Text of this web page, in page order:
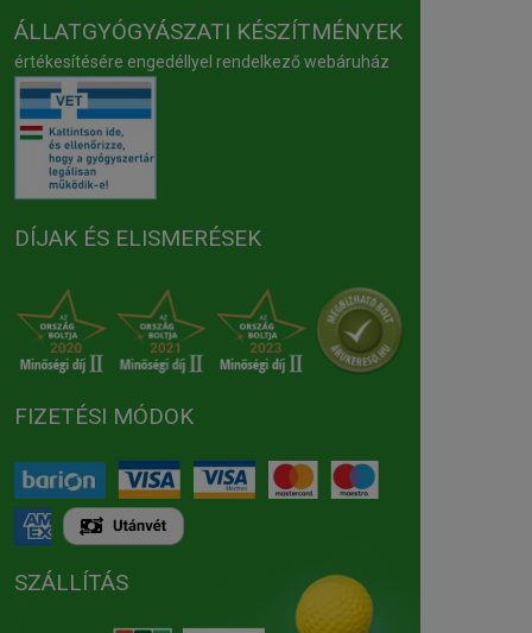
ÁLLATGYÓGYÁSZATI KÉSZÍTMÉNYEK
értékesítésére engedéllyel rendelkező webáruház
DÍJAK ÉS ELISMERÉSEK
FIZETÉSI MÓDOK
SZÁLLÍTÁS